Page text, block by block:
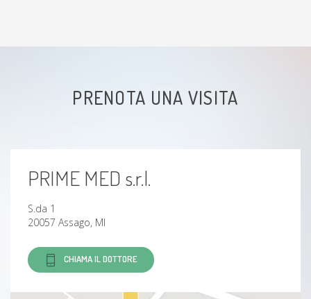
infezioni
Mialgia
PRENOTA UNA VISITA
PRIME MED s.r.l.
S.da 1
20057 Assago, MI
CHIAMA IL DOTTORE